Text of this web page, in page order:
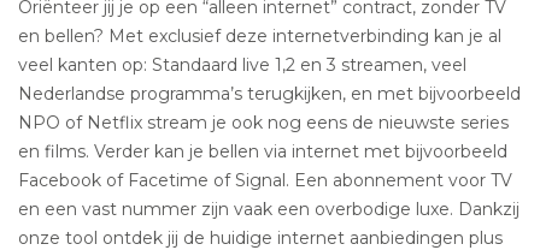
Oriënteer jij je op een “alleen internet” contract, zonder TV
en bellen? Met exclusief deze internetverbinding kan je al
veel kanten op: Standaard live 1,2 en 3 streamen, veel
Nederlandse programma’s terugkijken, en met bijvoorbeeld
NPO of Netflix stream je ook nog eens de nieuwste series
en films. Verder kan je bellen via internet met bijvoorbeeld
Facebook of Facetime of Signal. Een abonnement voor TV
en een vast nummer zijn vaak een overbodige luxe. Dankzij
onze tool ontdek jij de huidige internet aanbiedingen plus